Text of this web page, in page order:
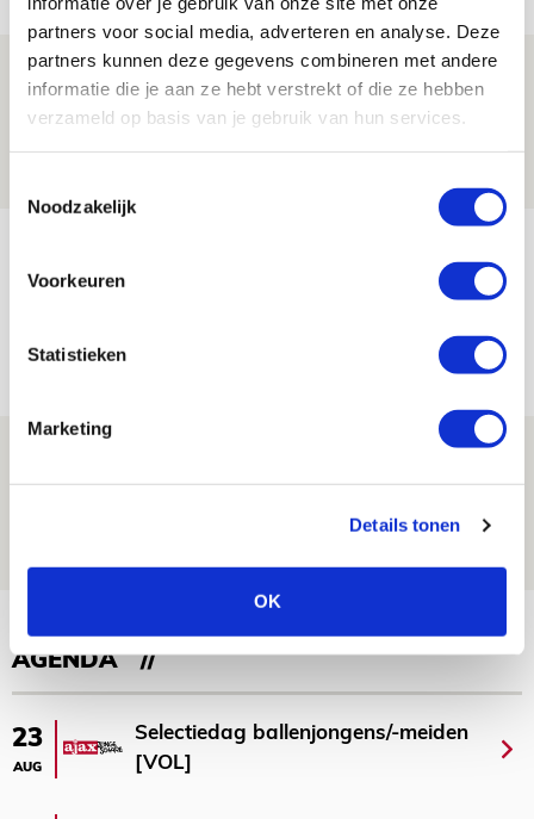
partners voor social media, adverteren en analyse. Deze
partners kunnen deze gegevens combineren met andere
informatie die je aan ze hebt verstrekt of die ze hebben
verzameld op basis van je gebruik van hun services.
Noodzakelijk
Voorkeuren
Statistieken
Marketing
Details tonen
OK
Ter Stegen over uitdagingen en
leidersrol bij Ajax
aanwinsten in thuisduel met
05 AUGUSTUS 2026 - 15:35
Heerenveen [UITVERKOCHT]
AGENDA
23
AUG
Selectiedag ballenjongens/-meiden
[VOL]